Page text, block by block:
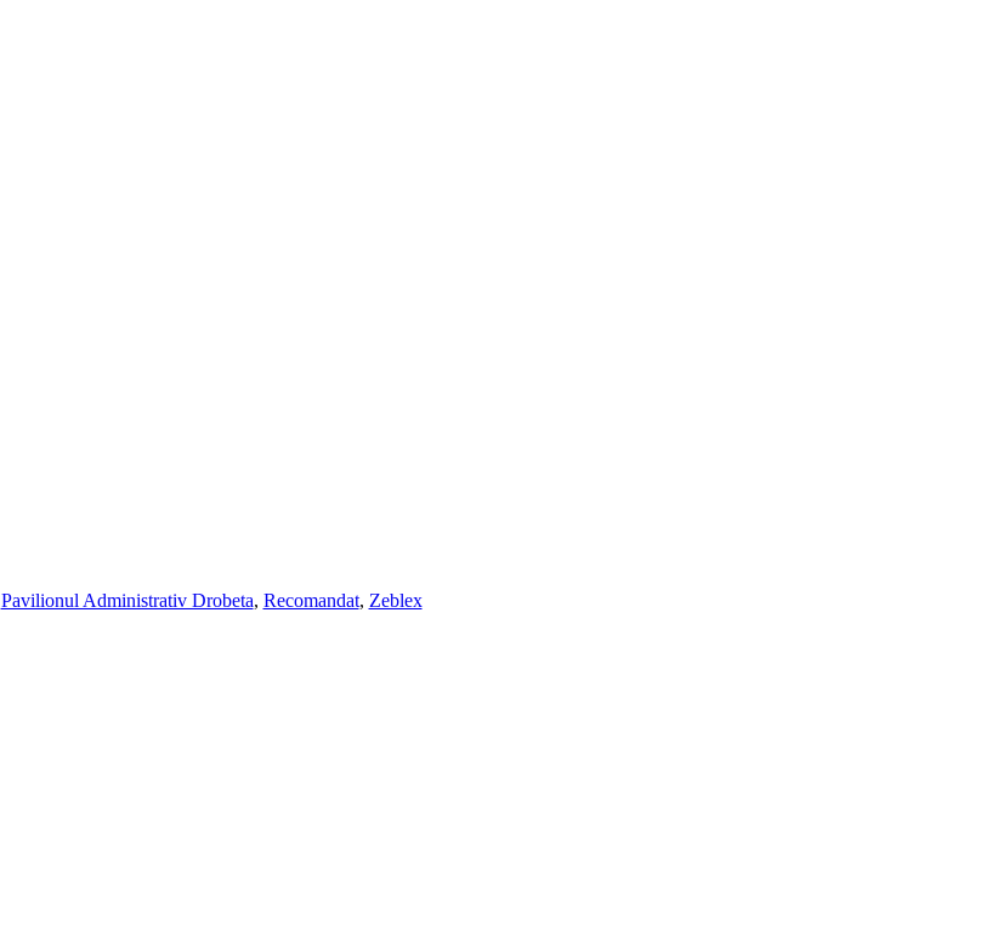
Pavilionul Administrativ Drobeta, Recomandat, Zeblex